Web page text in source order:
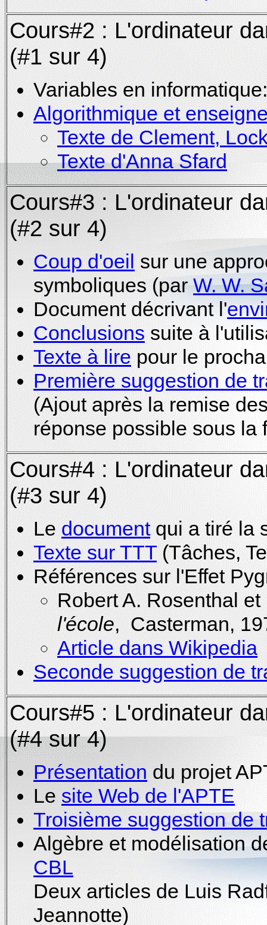
Cours#2 : L'ordinateur
(#1 sur 4)
Variables en
Algorithmique et
Texte de Clement,
Texte d'Anna Sfard
Cours#3 : L'ordinateur
(#2 sur 4)
Coup d'oeil sur une
symboliques (parW. W.
Document décrivant l'
Conclusions suite à
Texte à lire pour le
Première suggestion de
(Ajout après la remise
réponse possible sous la
Cours#4 : L'ordinateur
(#3 sur 4)
Le documentqui a tiré la
Texte sur TTT (Tâches,
Références sur l'Effet
Robert A. Rosenthal
l'école, Casterman,
Article dans Wikipedia
Seconde suggestion de
Cours#5 : L'ordinateur
(#4 sur 4)
Présentation du projet
Lesite Web de l'APTE
Troisième suggestion de
Algèbre et modélisation
CBL
Deux articles de Luis
Jeannotte)